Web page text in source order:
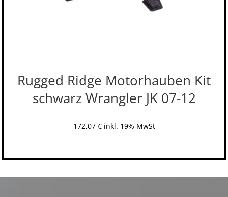
Rugged Ridge Motorhauben Kit
schwarz Wrangler JK 07-12
172,07 € inkl. 19% MwSt